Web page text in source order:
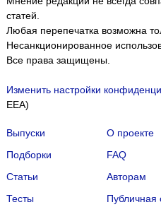
статей.
Любая перепечатка возможна
Несанкционированное
Все права защищены.
Изменить настройки
EEA)
Выпуски
Подборки
Статьи
Тесты
О проекте
FAQ
Авторам
Публичная